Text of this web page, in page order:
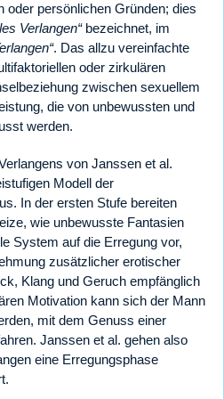
oder persönlichen Gründen; dies
Verlangen“bezeichnet, im
. Das allzu vereinfachte
oder zirkulären
zwischen sexuellem
die von unbewussten und
werden.
von Janssen et al.
Modell der
In der ersten Stufe bereiten
wie unbewusste Fantasien
System auf die Erregung vor,
zusätzlicher erotischer
Klang und Geruch empfänglich
Motivation kann sich der Mann
mit dem Genuss einer
Janssen et al. gehen also
eine Erregungsphase